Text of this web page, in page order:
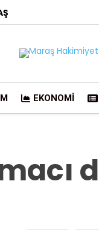
EKONOMI